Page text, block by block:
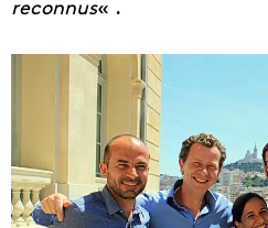
reconnus« .